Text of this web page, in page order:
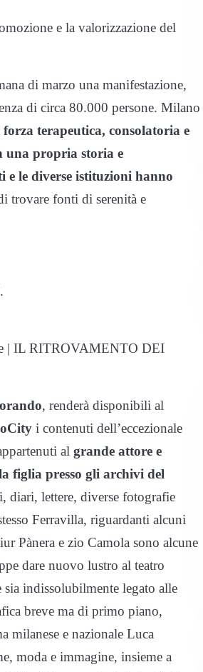
e la valorizzazione del
di marzo una manifestazione,
di circa 80.000 persone. Milano
forza terapeutica, consolatoria e
una propria storia e
e le diverse istituzioni hanno
trovare fonti di serenità e
| IL RITROVAMENTO DEI
, renderà disponibili al
i contenuti dell’eccezionale
al grande attore e
figlia presso gli archivi del
diari, lettere, diverse fotografie
Ferravilla, riguardanti alcuni
Pànera e zio Camola sono alcune
dare nuovo lustro al teatro
indissolubilmente legato alle
breve ma di primo piano,
milanese e nazionale Luca
moda e immagine, insieme a